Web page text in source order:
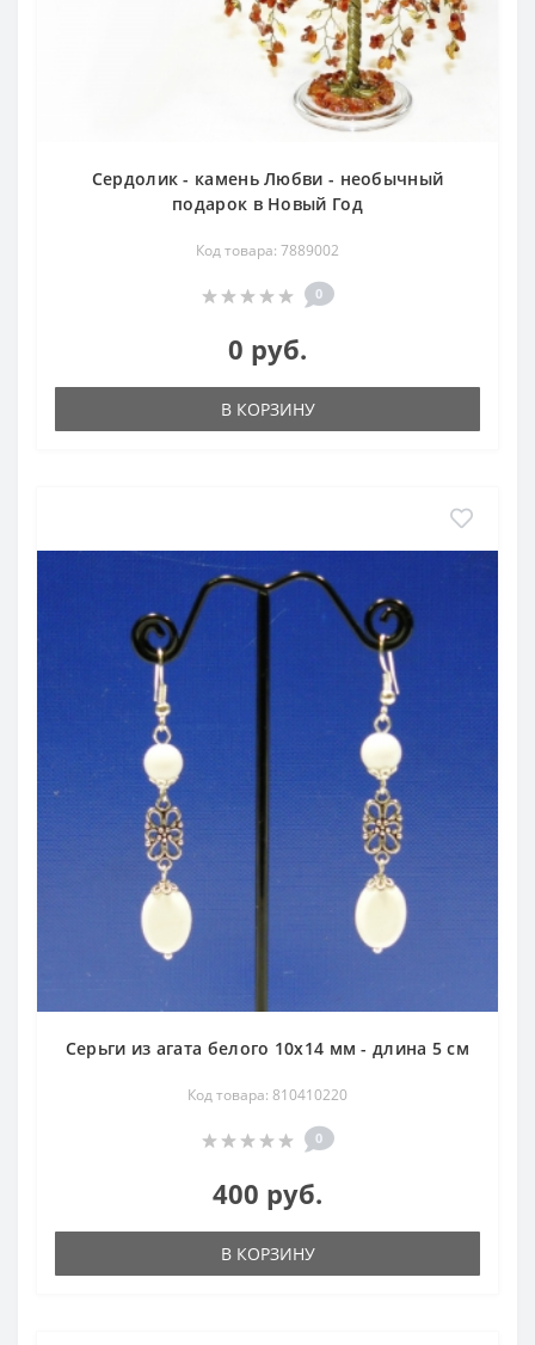
Сердолик - камень Любви - необычный
подарок в Новый Год
Код товара: 7889002
0
0 руб.
В КОРЗИНУ
Серьги из агата белого 10х14 мм - длина 5 см
Код товара: 810410220
0
400 руб.
В КОРЗИНУ